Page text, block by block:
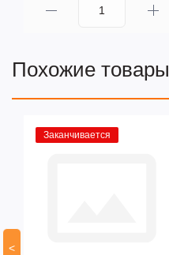
Похожие товары
<
Заканчивается